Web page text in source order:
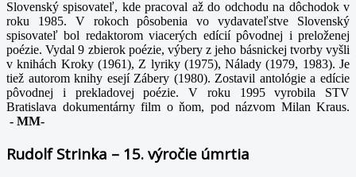
Slovenský spisovateľ, kde pracoval až do odchodu na dôchodok v
roku 1985. V rokoch pôsobenia vo vydavateľstve Slovenský
spisovateľ bol redaktorom viacerých edícií pôvodnej i preloženej
poézie. Vydal 9 zbierok poézie, výbery z jeho básnickej tvorby vyšli
v knihách Kroky (1961), Z lyriky (1975), Nálady (1979, 1983). Je
tiež autorom knihy esejí Zábery (1980). Zostavil antológie a edície
pôvodnej i prekladovej poézie. V roku 1995 vyrobila STV
Bratislava dokumentárny film o ňom, pod názvom Milan Kraus.
- MM-
Rudolf Strinka – 15. výročie úmrtia